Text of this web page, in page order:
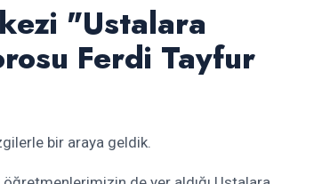
"Ustalara
Ferdi Tayfur
bir araya geldik.